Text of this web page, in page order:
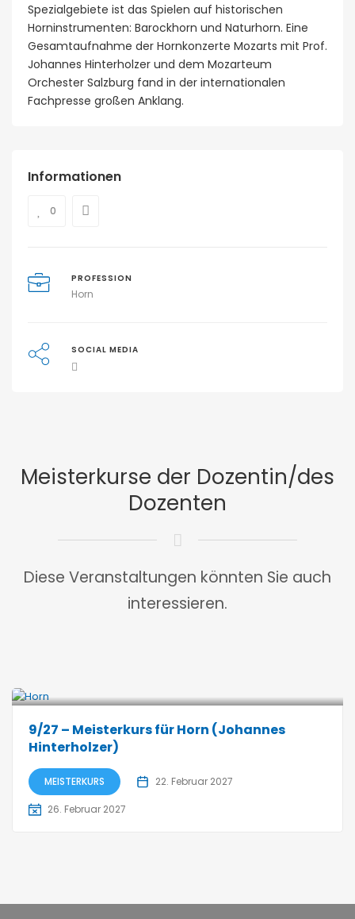
Spezialgebiete ist das Spielen auf historischen
Horninstrumenten: Barockhorn und Naturhorn. Eine
Gesamtaufnahme der Hornkonzerte Mozarts mit Prof.
Johannes Hinterholzer und dem Mozarteum
Orchester Salzburg fand in der internationalen
Fachpresse großen Anklang.
Informationen
0
PROFESSION
Horn
SOCIAL MEDIA
Meisterkurse der Dozentin/des
Dozenten
Diese Veranstaltungen könnten Sie auch
interessieren.
9/27 – Meisterkurs für Horn (Johannes
Hinterholzer)
MEISTERKURS 22. Februar 2027
26. Februar 2027